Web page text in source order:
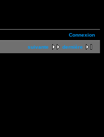
Connexion
suivante dernière